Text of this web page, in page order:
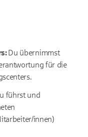
Du übernimmst
für die
führst und
innen)